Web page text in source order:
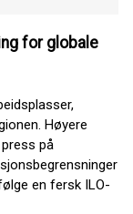
for globale
Høyere
på
en fersk ILO-